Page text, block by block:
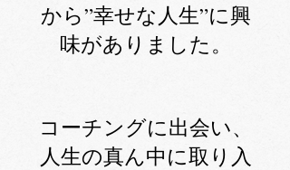
から”幸せな人生”に興
味がありました。
コーチングに出会い、
人生の真ん中に取り入